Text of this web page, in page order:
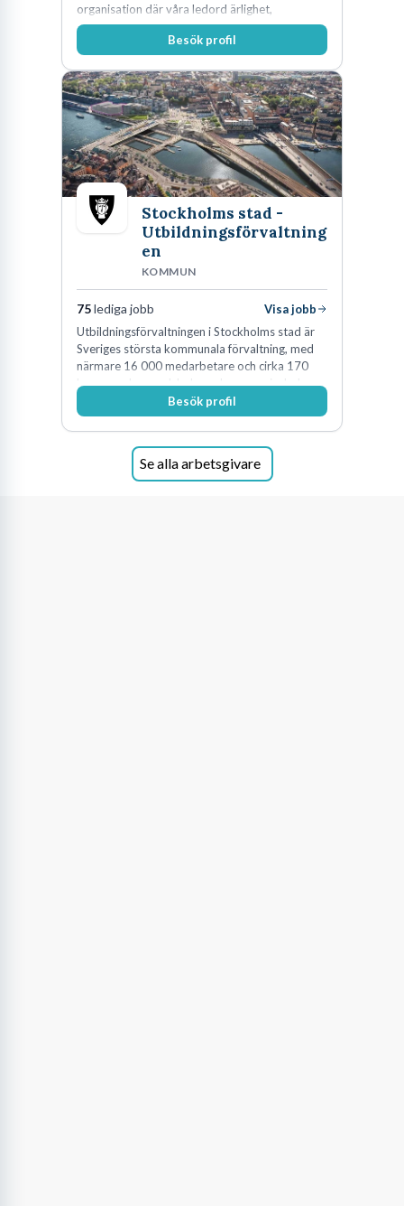
organisation där våra ledord ärlighet,
medkänsla, mod och handlingskraft
genomsyrar allt vi gör. Vi är tydliga med vad vi
samtidigt möjligheter att växa och utvecklas
internt.
Besök profil
Stockholms stad -
Utbildningsförvaltning
en
KOMMUN
75lediga jobb
Visa jobb
Utbildningsförvaltningen i Stockholms stad är
Sveriges största kommunala förvaltning, med
närmare 16 000 medarbetare och cirka 170
kommunala grundskolor och gymnasieskolor
Besök profil
Se alla arbetsgivare